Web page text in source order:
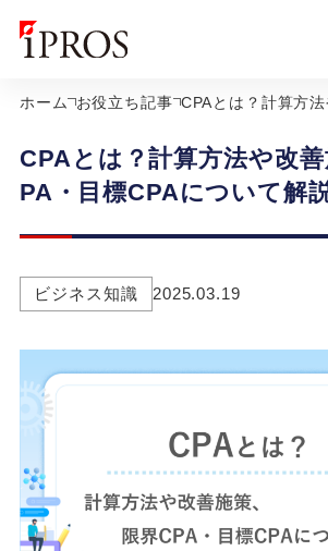
ホーム お役立ち記事 CPAとは？計算方
CPAとは？計算方法や改
PA・目標CPAについて解
ビジネス知識 2025.03.19